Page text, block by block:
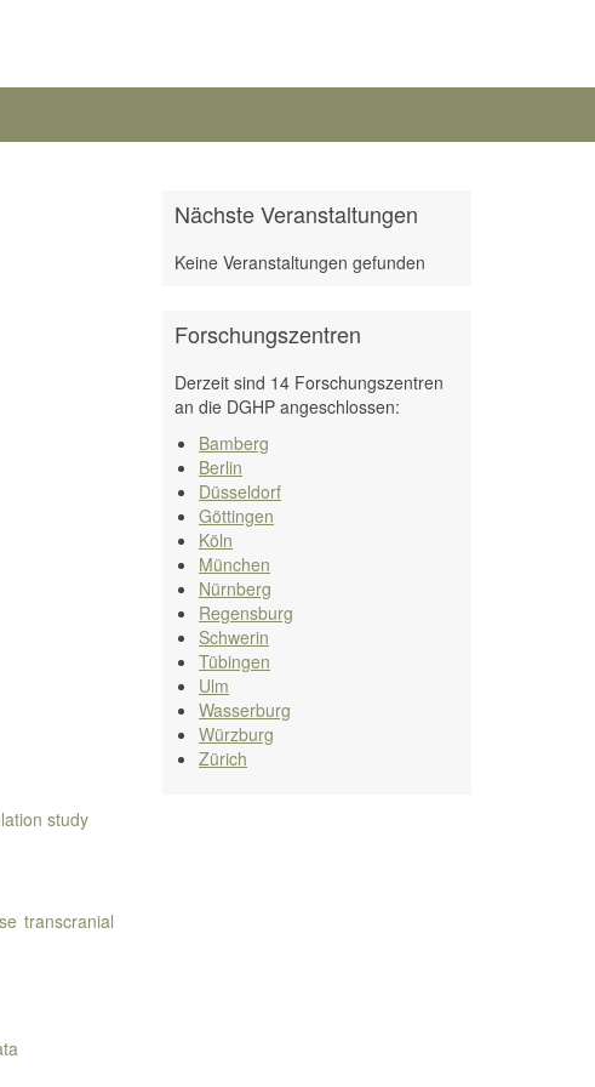
study
transcranial
Nächste Veranstaltungen
Keine Veranstaltungen gefunden
Forschungszentren
Derzeit sind 14 Forschungszentren
an die DGHP angeschlossen:
Bamberg
Berlin
Düsseldorf
Göttingen
Köln
München
Nürnberg
Regensburg
Schwerin
Tübingen
Ulm
Wasserburg
Würzburg
Zürich